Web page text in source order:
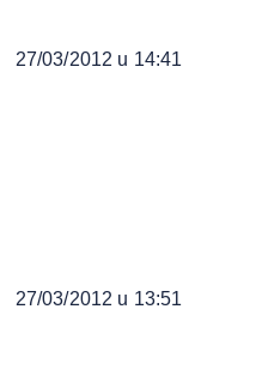
27/03/2012 u 14:41
27/03/2012 u 13:51